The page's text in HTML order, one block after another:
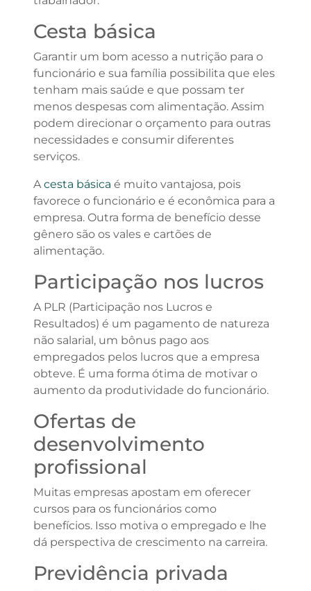
Cesta básica
Garantir um bom acesso a nutrição para o
funcionário e sua família possibilita que eles
tenham mais saúde e que possam ter
menos despesas com alimentação. Assim
podem direcionar o orçamento para outras
necessidades e consumir diferentes
serviços.
Acesta básica é muito vantajosa, pois
favorece o funcionário e é econômica para a
empresa. Outra forma de benefício desse
gênero são os vales e cartões de
alimentação.
Participação nos lucros
A PLR (Participação nos Lucros e
Resultados) é um pagamento de natureza
não salarial, um bônus pago aos
empregados pelos lucros que a empresa
obteve. É uma forma ótima de motivar o
aumento da produtividade do funcionário.
Ofertas de
desenvolvimento
profissional
Muitas empresas apostam em oferecer
cursos para os funcionários como
benefícios. Isso motiva o empregado e lhe
dá perspectiva de crescimento na carreira.
Previdência privada